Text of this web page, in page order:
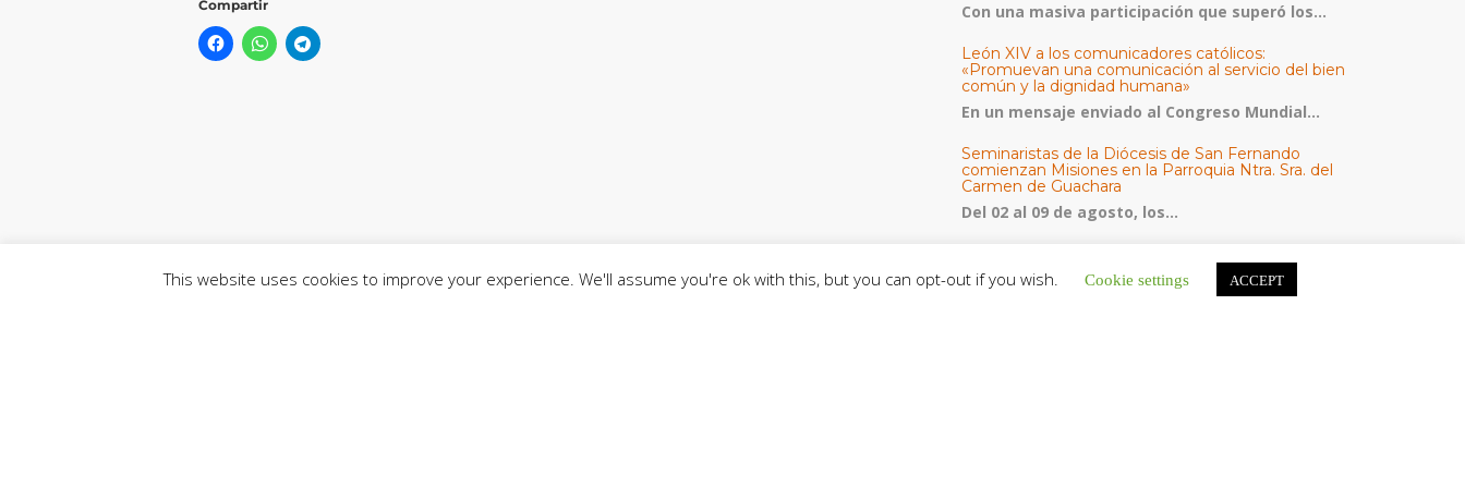
Compartir Con una masiva participación que superó los...
León XIV a los comunicadores católicos:
«Promuevan una comunicación al servicio del bien
común y la dignidad humana»
En un mensaje enviado al Congreso Mundial...
Seminaristas de la Diócesis de San Fernando
comienzan Misiones en la Parroquia Ntra. Sra. del
Carmen de Guachara
Del 02 al 09 de agosto, los...
sobre la atención a familias tras los terremotos
Cáritas de Venezuela publicó este martes 4...
This website uses cookies to improve your experience. We'll assume you're ok with this, but you can opt-out if you wish. Cookie settings ACCEPT